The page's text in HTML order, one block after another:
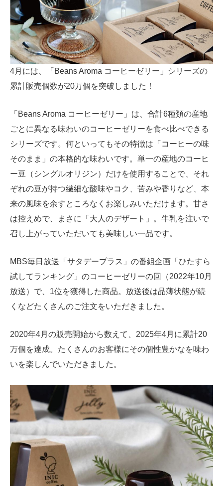
4月には、「Beans Aroma コーヒーゼリー」シリーズの
累計販売個数が20万個を突破しました！
「Beans Aroma コーヒーゼリー」は、合計6種類の産地
ごとに異なる味わいのコーヒーゼリーを食べ比べできる
シリーズです。何といってもその特徴は「コーヒーの味
そのまま」の本格的な味わいです。単一の産地のコーヒ
ー豆（シングルオリジン）だけを使用することで、それ
ぞれの豆が持つ繊細な酸味やコク、苦みや香りなど、本
来の風味を余すところなくお楽しみいただけます。甘さ
は控えめで、まさに「大人のデザート」。牛乳を注いで
召し上がっていただいても美味しい一品です。
MBS毎日放送「サタデープラス」の番組企画「ひたすら
試してランキング」のコーヒーゼリーの回（2022年10月
放送）で、1位を獲得した商品。放送後は品薄状態が続
くなどたくさんのご注文をいただきました。
2020年4月の販売開始から数えて、2025年4月に累計20
万個を達成。たくさんのお客様にその個性豊かなを味わ
いを楽しんでいただきました。